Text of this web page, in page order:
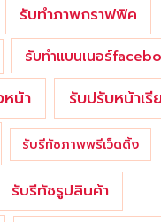
รับทำภาพกราฟฟิค
รับทำแบนเนอร์
น้า รับปรับหน้าเรี
รับรีทัชภาพพรีเว็ดดิ้ง
รับรีทัชรูปสินค้า